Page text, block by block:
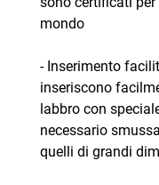
mondo
- Inserimento
inseriscono
labbro con
necessario
quelli di grandi